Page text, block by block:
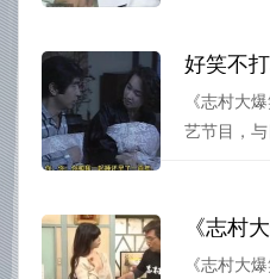
《志村大
艺节目，
《志村大